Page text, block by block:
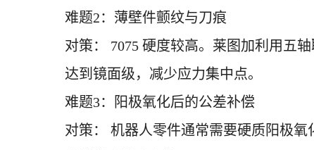
难题2：薄壁件颤纹与刀痕
对策：
7075 硬度较高。莱图加利用五
达到镜面级，减少应力集中点。
难题3：阳极氧化后的公差补偿
对策：
机器人零件通常需要硬质阳极